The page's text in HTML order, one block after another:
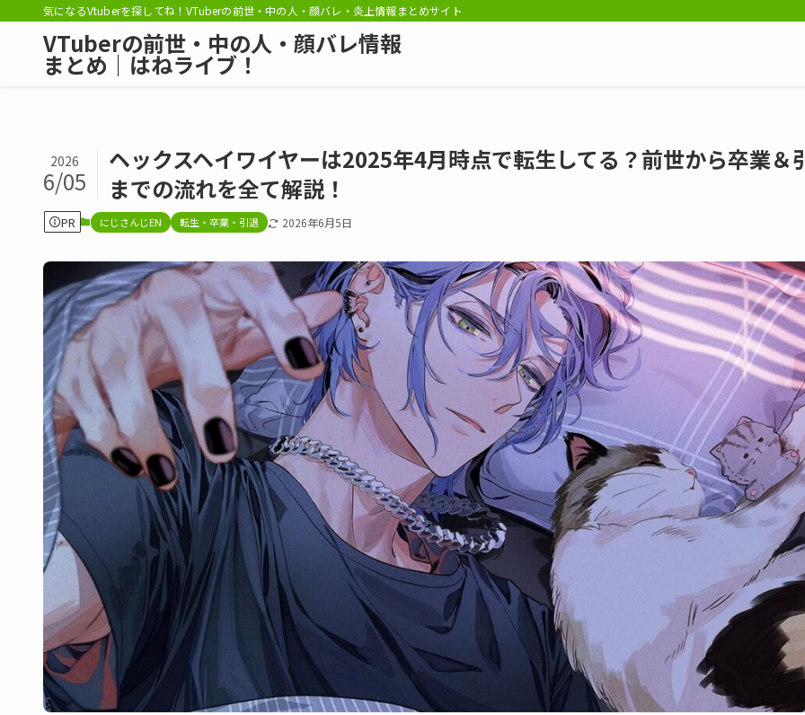
気になるVtuberを探してね！VTuberの前世・中の人・顔バレ・炎上情報まとめサイト
VTuberの前世・中の人・顔バレ情報
まとめ｜はねライブ！
ヘックスヘイワイヤーは2025年4月時点で転生してる？前世から卒業＆
までの流れを全て解説！
2026
6/05
PR にじさんじEN 転生・卒業・引退 2026年6月5日